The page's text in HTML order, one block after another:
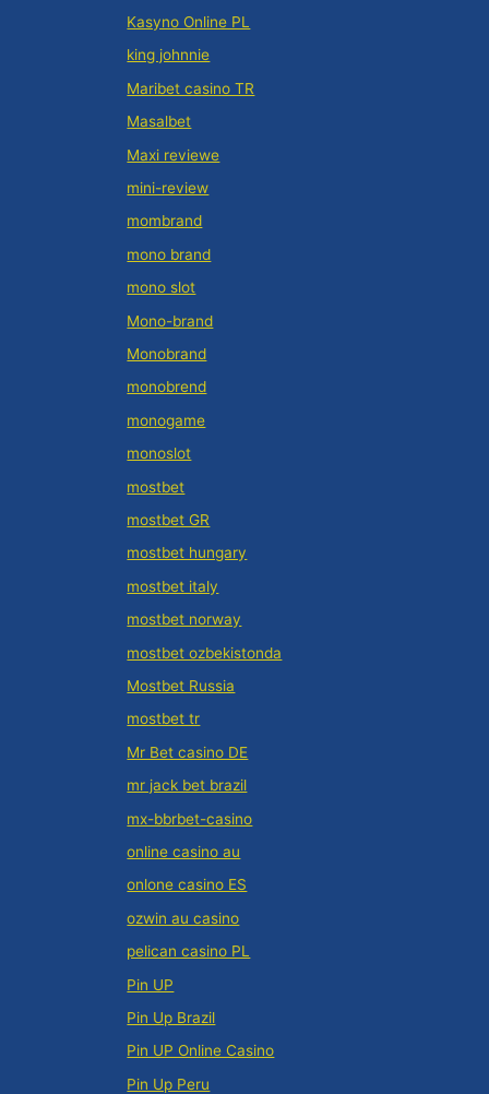
Kasyno Online PL
king johnnie
Maribet casino TR
Masalbet
Maxi reviewe
mini-review
mombrand
mono brand
mono slot
Mono-brand
Monobrand
monobrend
monogame
monoslot
mostbet
mostbet GR
mostbet hungary
mostbet italy
mostbet norway
mostbet ozbekistonda
Mostbet Russia
mostbet tr
Mr Bet casino DE
mr jack bet brazil
mx-bbrbet-casino
online casino au
onlone casino ES
ozwin au casino
pelican casino PL
Pin UP
Pin Up Brazil
Pin UP Online Casino
Pin Up Peru